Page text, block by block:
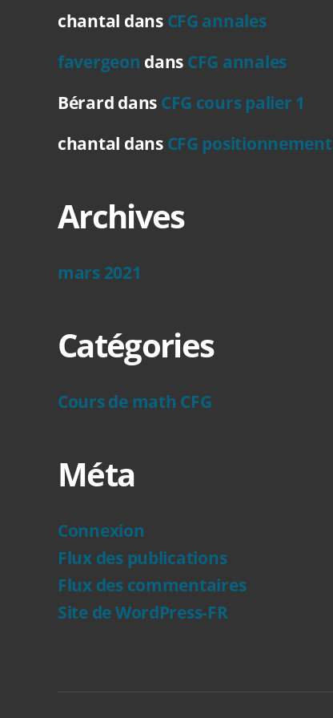
chantal dans CFG annales
favergeon dans CFG annales
Bérard dans CFG cours palier 1
chantal dans CFG positionnement
Archives
mars 2021
Catégories
Cours de math CFG
Méta
Connexion
Flux des publications
Flux des commentaires
Site de WordPress-FR